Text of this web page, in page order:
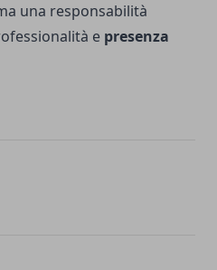
una responsabilità
e presenza